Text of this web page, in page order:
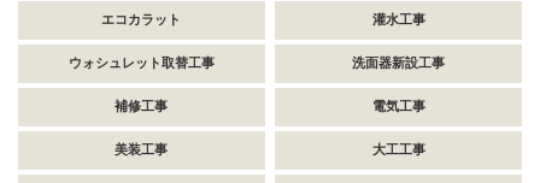
エコカラット 灌水工事
ウォシュレット取替工事 洗面器新設工事
補修工事 電気工事
美装工事 大工工事